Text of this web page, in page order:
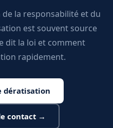
la responsabilité et du
est souvent source
dit la loi et comment
rapidement.
dératisation
contact →